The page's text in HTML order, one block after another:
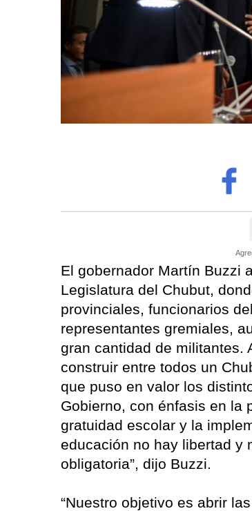
El gobernador Martín Buzzi
Legislatura del Chubut,
provinciales, funcionarios
representantes gremiales,
gran cantidad de militantes.
construir entre todos un
que puso en valor los
Gobierno, con énfasis en la
gratuidad escolar y la
educación no hay libertad y
obligatoria”, dijo Buzzi.
“Nuestro objetivo es abrir